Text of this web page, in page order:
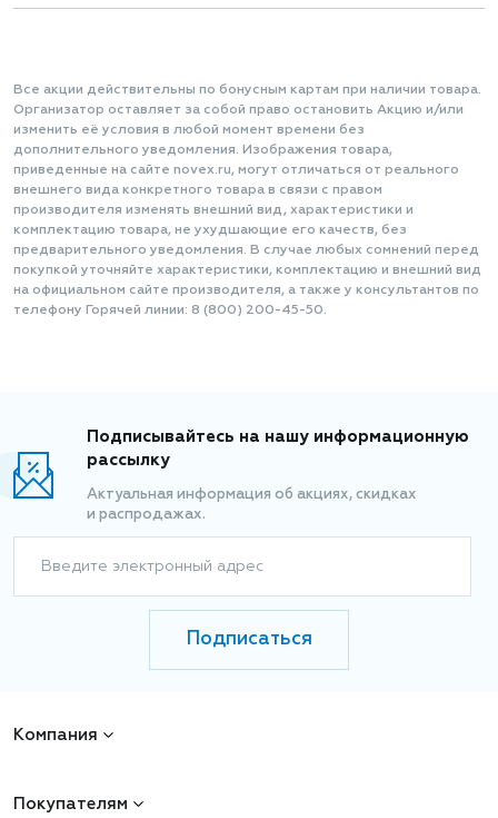
Все акции действительны по бонусным картам при наличии товара.
Организатор оставляет за собой право остановить Акцию и/или
изменить её условия в любой момент времени без
дополнительного уведомления. Изображения товара,
приведенные на сайте novex.ru, могут отличаться от реального
внешнего вида конкретного товара в связи с правом
производителя изменять внешний вид, характеристики и
комплектацию товара, не ухудшающие его качеств, без
предварительного уведомления. В случае любых сомнений перед
покупкой уточняйте характеристики, комплектацию и внешний вид
на официальном сайте производителя, а также у консультантов по
телефону Горячей линии: 8 (800) 200-45-50.
Подписывайтесь на нашу информационную
рассылку
Актуальная информация об акциях, скидках
и распродажах.
Введите электронный адрес
Подписаться
Компания
Покупателям